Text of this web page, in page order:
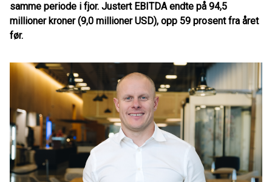
samme periode i fjor. Justert EBITDA endte på 94,5
millioner kroner (9,0 millioner USD), opp 59 prosent fra året
før.